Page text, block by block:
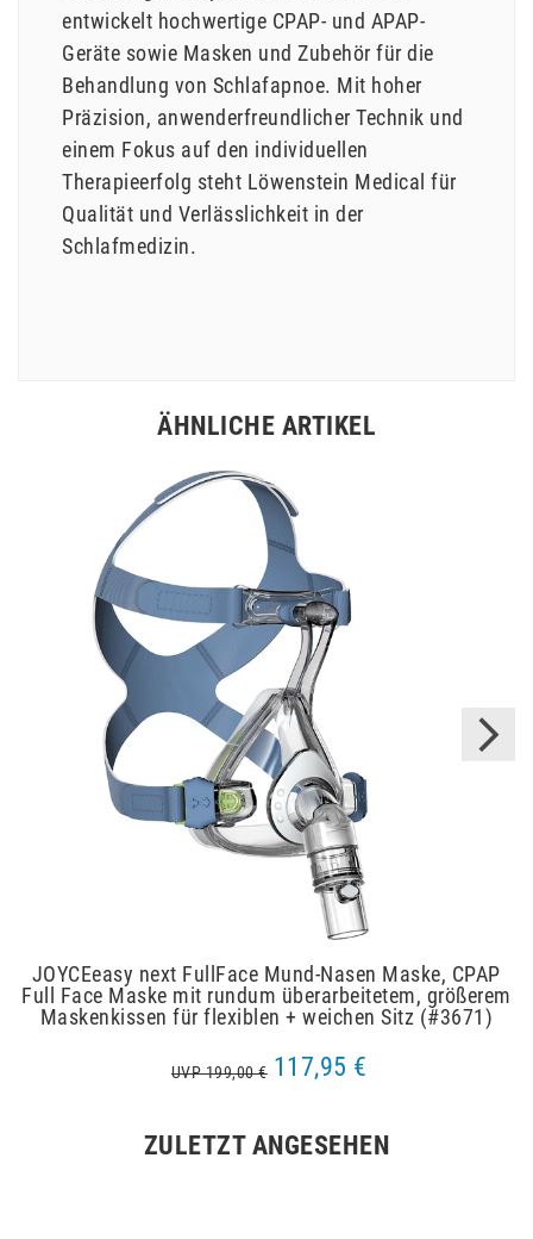
entwickelt hochwertige CPAP- und APAP-
Geräte sowie Masken und Zubehör für die
Behandlung von Schlafapnoe. Mit hoher
Präzision, anwenderfreundlicher Technik und
einem Fokus auf den individuellen
Therapieerfolg steht Löwenstein Medical für
Qualität und Verlässlichkeit in der
Schlafmedizin.
ÄHNLICHE ARTIKEL
JOYCEeasy next FullFace Mund-Nasen Maske, CPAP
Full Face Maske mit rundum überarbeitetem, größerem
Maskenkissen für flexiblen + weichen Sitz (#3671)
UVP 199,00 € 117,95 €
ZULETZT ANGESEHEN